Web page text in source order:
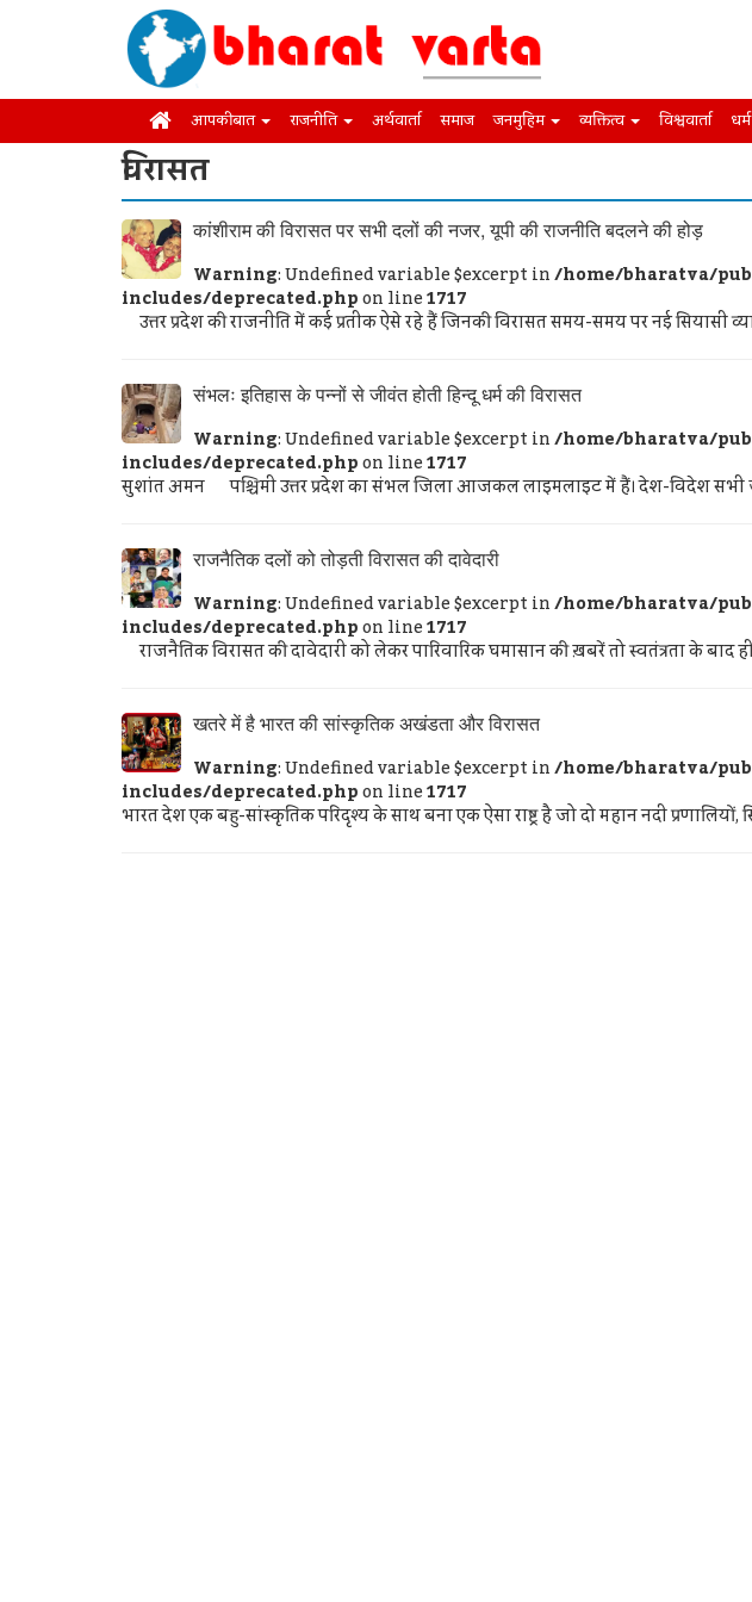
आपकी बात राजनीति अर्थवार्ता समाज जनमुहिम व्यक्तित्व विश्ववार्ता
विरासत
कांशीराम की विरासत पर सभी दलों की नजर, यूपी की राजनीति बदलने की होड़
Warning: Undefined variable $excerpt in/home/bharatva/
includes/deprecated.phpon line1717
उत्तर प्रदेश की राजनीति में कई प्रतीक ऐसे रहे हैं जिनकी विरासत समय-समय पर नई सियासी
संभलः इतिहास के पन्नों से जीवंत होती हिन्दू धर्म की विरासत
Warning: Undefined variable $excerpt in/home/bharatva/
includes/deprecated.phpon line1717
सुशांत अमन पश्चिमी उत्तर प्रदेश का संभल जिला आजकल लाइमलाइट में हैं। देश-विदेश सभी
राजनैतिक दलों को तोड़ती विरासत की दावेदारी
Warning: Undefined variable $excerpt in/home/bharatva/
includes/deprecated.phpon line1717
राजनैतिक विरासत की दावेदारी को लेकर पारिवारिक घमासान की ख़बरें तो स्वतंत्रता के
खतरे में है भारत की सांस्कृतिक अखंडता और विरासत
Warning: Undefined variable $excerpt in/home/bharatva/
includes/deprecated.phpon line1717
भारत देश एक बहु-सांस्कृतिक परिदृश्य के साथ बना एक ऐसा राष्ट्र है जो दो महान नदी प्रणालियों,